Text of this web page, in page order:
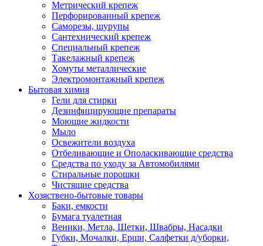
Метрический крепеж
Перфорированный крепеж
Саморезы, шурупы
Сантехнический крепеж
Специальный крепеж
Такелажный крепеж
Хомуты металлические
Электромонтажный крепеж
Бытовая химия
Гели для стирки
Дезинфицирующие препараты
Моющие жидкости
Мыло
Освежители воздуха
Отбеливающие и Ополаскивающие средства
Средства по уходу за Автомобилями
Стиральные порошки
Чистящие средства
Хозяствено-бытовые товары
Баки, емкости
Бумага туалетная
Веники, Метла, Щетки, Швабры, Насадки
Губки, Мочалки, Ерши, Салфетки д/уборки,